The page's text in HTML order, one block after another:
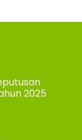
2025